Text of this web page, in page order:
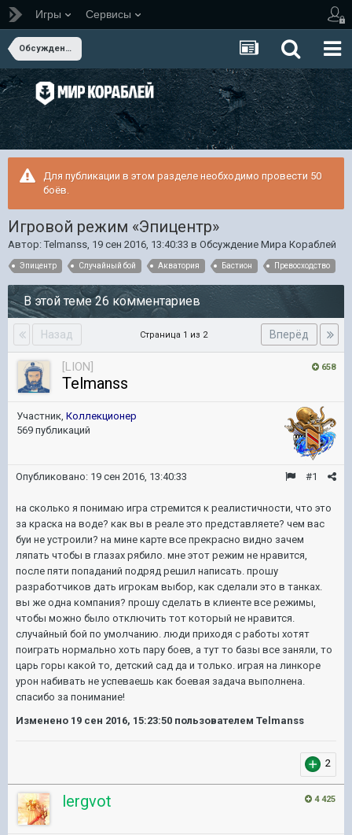
Игры Сервисы
Обсуждение Мира Кораблей
Для публикации в этом разделе необходимо провести 50
боёв.
Игровой режим «Эпицентр»
Автор: Telmanss, 19 сен 2016, 13:40:33 в Обсуждение Мира Кораблей
Эпицентр Случайный бой Акватория Бастион Превосходство
В этой теме 26 комментариев
Назад Вперёд
Страница 1 из 2
658
[LION]
Telmanss
Участник, Коллекционер
569 публикаций
#1
Опубликовано: 19 сен 2016, 13:40:33
на сколько я понимаю игра стремится к реалистичности, что это
за краска на воде? как вы в реале это представляете? чем вас
буи не устроили? на мине карте все прекрасно видно зачем
ляпать чтобы в глазах рябило. мне этот режим не нравится,
после пяти попаданий подряд решил написать. прошу
разработчиков дать игрокам выбор, как сделали это в танках.
вы же одна компания? прошу сделать в клиенте все режимы,
чтобы можно было отключить тот который не нравится.
случайный бой по умолчанию. люди приходя с работы хотят
поиграть нормально хоть пару боев, а тут то базы все заняли, то
царь горы какой то, детский сад да и только. играя на линкоре
урон набивать не успеваешь как боевая задача выполнена.
спасибо за понимание!
Изменено 19 сен 2016, 15:23:50 пользователем Telmanss
2
4 425
lergvot